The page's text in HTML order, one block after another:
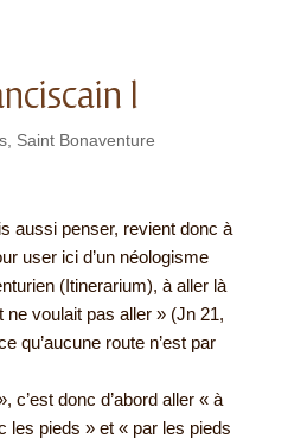
I
, Saint Bonaventure
aussi penser, revient donc à
user ici d’un néologisme
(Itinerarium), à aller là
ne voulait pas aller » (Jn 21,
qu’aucune route n’est par
c’est donc d’abord aller « à
les pieds » et « par les pieds